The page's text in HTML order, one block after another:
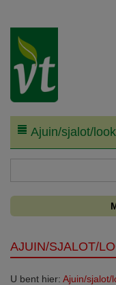
Ajuin/sjalot/look
AJUIN/SJALOT/
U bent hier: Ajuin/sjalot/